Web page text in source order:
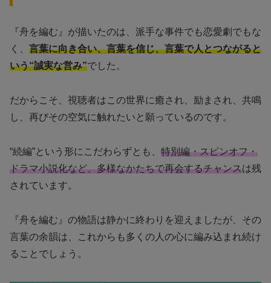
『舟を編む』が描いたのは、派手な事件でも恋愛劇でもな
く、 言葉に向き合い、言葉を信じ、言葉で人とつながると
いう“誠実な営み”でした。
だからこそ、視聴者はこの世界に癒され、励まされ、共鳴
し、再びその空気に触れたいと願っているのです。
“続編”という形にこだわらずとも、 特別編・スピンオフ・
ドラマ小説化など、多様なかたちで再会するチャンスは残
されています。
『舟を編む』の物語は静かに終わりを迎えましたが、その
言葉の余韻は、これからも多くの人の心に編み込まれ続け
ることでしょう。